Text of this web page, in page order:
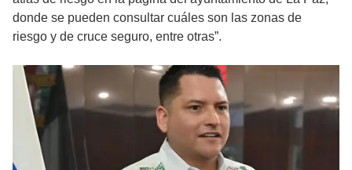
donde se pueden consultar cuáles son las zonas de
riesgo y de cruce seguro, entre otras”.